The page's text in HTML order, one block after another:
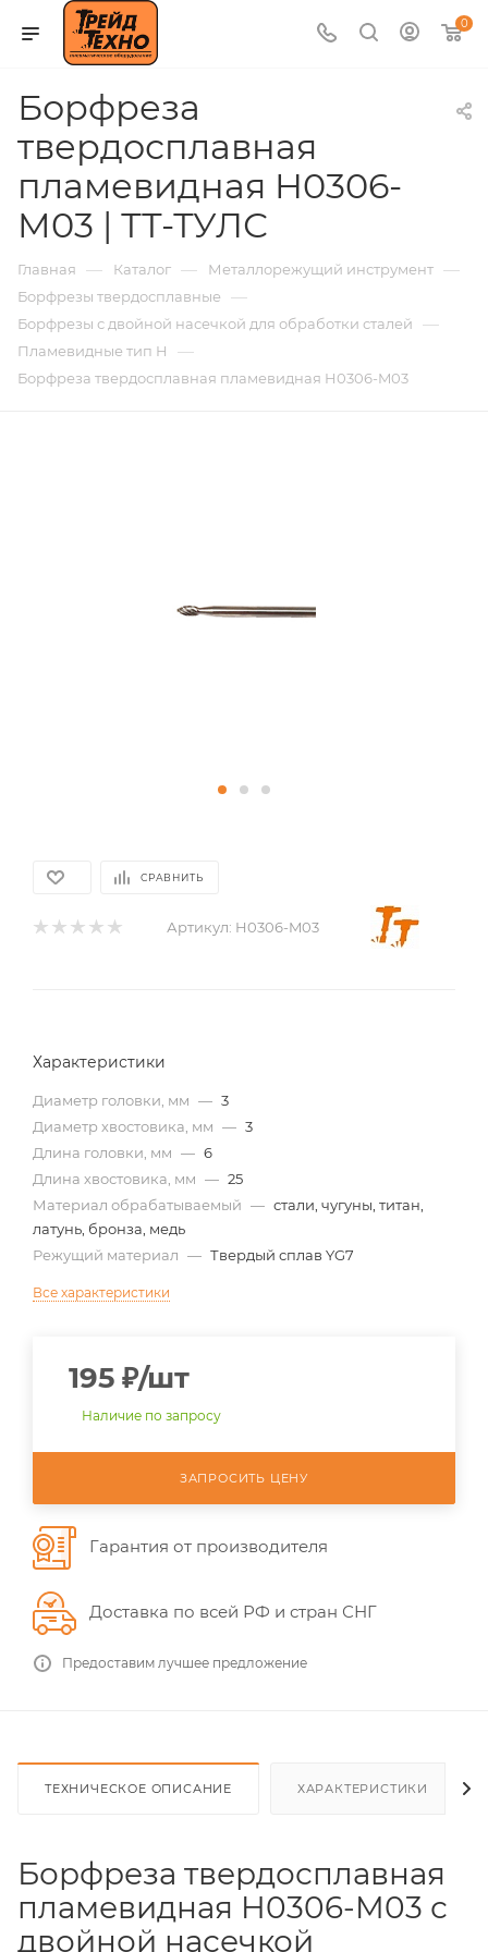
0
Борфреза
твердосплавная
пламевидная H0306-
M03 | ТТ-ТУЛС
Главная — Каталог — Металлорежущий инструмент —
Борфрезы твердосплавные —
Борфрезы с двойной насечкой для обработки сталей —
Пламевидные тип H —
Борфреза твердосплавная пламевидная H0306-M03
СРАВНИТЬ
Артикул: H0306-M03
Характеристики
Диаметр головки, мм — 3
Диаметр хвостовика, мм — 3
Длина головки, мм — 6
Длина хвостовика, мм — 25
Материал обрабатываемый — стали, чугуны, титан,
латунь, бронза, медь
Режущий материал — Твердый сплав YG7
Все характеристики
195 ₽/шт
Наличие по запросу
ЗАПРОСИТЬ ЦЕНУ
Гарантия от производителя
Доставка по всей РФ и стран СНГ
Предоставим лучшее предложение
ТЕХНИЧЕСКОЕ ОПИСАНИЕ ХАРАКТЕРИСТИКИ
Борфреза твердосплавная
пламевидная H0306-M03 с
двойной насечкой